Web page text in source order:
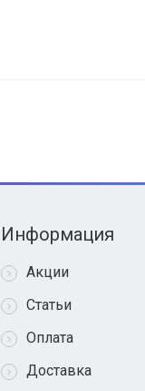
Информация
Акции
Статьи
Оплата
Доставка